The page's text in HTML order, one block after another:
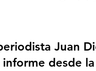
Juan
desde